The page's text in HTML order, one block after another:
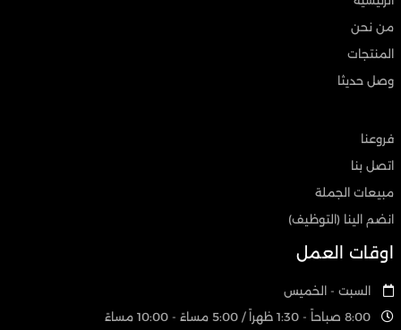
من نحن
المنتجات
وصل حديثا
فروعنا
اتصل بنا
مبيعات الجملة
انضم الينا (التوظيف)
اوقات العمل
السبت - الخميس
8:00 صباحاً - 1:30 ظهراً / 5:00 مساءً - 10:00 مساءً